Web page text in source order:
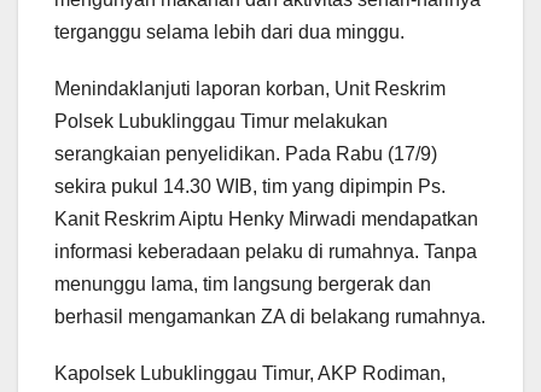
terganggu selama lebih dari dua minggu.
Menindaklanjuti laporan korban, Unit Reskrim
Polsek Lubuklinggau Timur melakukan
serangkaian penyelidikan. Pada Rabu (17/9)
sekira pukul 14.30 WIB, tim yang dipimpin Ps.
Kanit Reskrim Aiptu Henky Mirwadi mendapatkan
informasi keberadaan pelaku di rumahnya. Tanpa
menunggu lama, tim langsung bergerak dan
berhasil mengamankan ZA di belakang rumahnya.
Kapolsek Lubuklinggau Timur, AKP Rodiman,